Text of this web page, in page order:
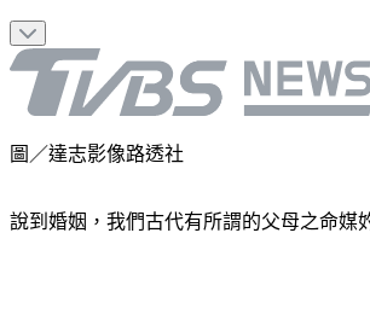
圖／達志影像路透社
說到婚姻，我們古代有所謂的父母之命媒